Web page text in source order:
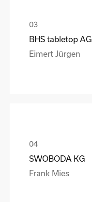
BHS tabletop AG
Eimert Jürgen
SWOBODA KG
Frank Mies